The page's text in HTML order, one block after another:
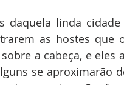
daquela linda
as hostes que
a cabeça, e
se aproximarão